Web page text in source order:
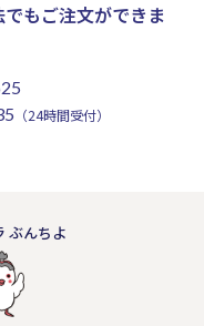
もご注文ができま
（24時間受付）
ぶんちよ